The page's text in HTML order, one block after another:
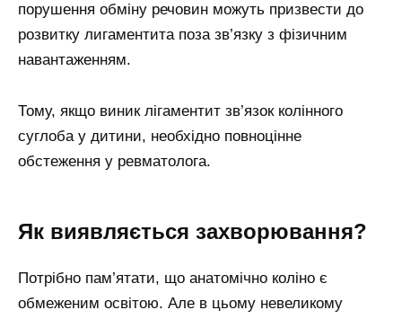
порушення обміну речовин можуть призвести до
розвитку лигаментита поза зв’язку з фізичним
навантаженням.
Тому, якщо виник лігаментит зв’язок колінного
суглоба у дитини, необхідно повноцінне
обстеження у ревматолога.
Як виявляється захворювання?
Потрібно пам’ятати, що анатомічно коліно є
обмеженим освітою. Але в цьому невеликому